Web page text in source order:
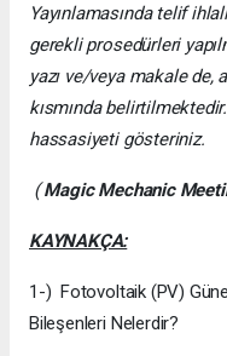
Yayınlamasında telif
gerekli prosedürleri
yazı ve/veya makale de,
kısmında
hassasiyeti gösteriniz.
(Magic Mechanic
KAYNAKÇA:
1-) Fotovoltaik (PV)
Bileşenleri Nelerdir?